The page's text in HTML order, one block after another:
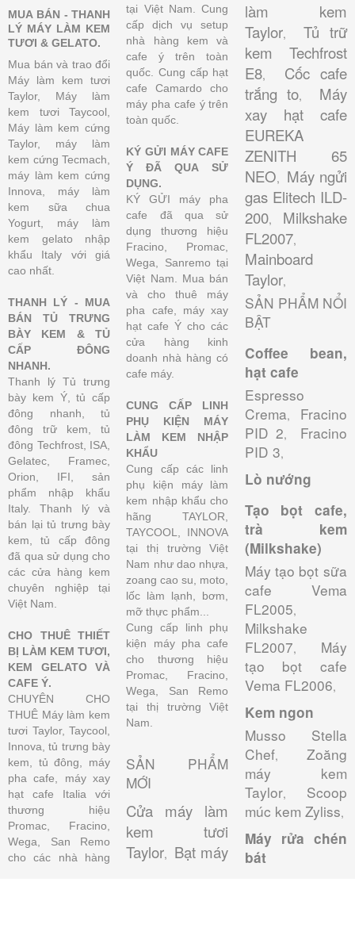
MUA BÁN - THANH
LÝ MÁY LÀM KEM
TƯƠI & GELATO.
Mua bán và trao đổi
Máy làm kem tươi
Taylor, Máy làm
kem tươi Taycool,
Máy làm kem cứng
Taylor, máy làm
kem cứng Tecmach,
máy làm kem cứng
Innova, máy làm
kem sữa chua
Yogurt, máy làm
kem gelato nhập
khẩu Italy với giá
cao nhất.
THANH LÝ - MUA
BÁN TỦ TRƯNG
BÀY KEM & TỦ
CẤP ĐÔNG
NHANH.
Thanh lý Tủ trưng
bày kem Ý, tủ cấp
đông nhanh, tủ
đông trữ kem, tủ
đông Techfrost, ISA,
Gelatec, Framec,
Orion, IFI, sản
phẩm nhập khẩu
Italy. Thanh lý và
bán lại tủ trưng bày
kem, tủ cấp đông
đã qua sử dụng cho
các cửa hàng kem
chuyên nghiệp tại
Việt Nam.
CHO THUÊ THIẾT
BỊ LÀM KEM TƯƠI,
KEM GELATO VÀ
CAFE Ý.
CHUYÊN CHO
THUÊ Máy làm kem
tươi Taylor, Taycool,
Innova, tủ trưng bày
kem, tủ đông, máy
pha cafe, máy xay
hạt cafe Italia với
thương hiệu
Promac, Fracino,
Wega, San Remo
cho các nhà hàng
tại Việt Nam. Cung
cấp dịch vụ setup
nhà hàng kem và
cafe ý trên toàn
quốc. Cung cấp hạt
cafe Camardo cho
máy pha cafe ý trên
toàn quốc.
KÝ GỬI MÁY CAFE
Ý ĐÃ QUA SỬ
DỤNG.
KÝ GỬI máy pha
cafe đã qua sử
dụng thương hiệu
Fracino, Promac,
Wega, Sanremo tại
Việt Nam. Mua bán
và cho thuê máy
pha cafe, máy xay
hạt cafe Ý cho các
cửa hàng kinh
doanh nhà hàng có
cafe máy.
CUNG CẤP LINH
PHỤ KIỆN MÁY
LÀM KEM NHẬP
KHẨU
Cung cấp các linh
phụ kiện máy làm
kem nhập khẩu cho
hãng TAYLOR,
TAYCOOL, INNOVA
tại thị trường Việt
Nam như dao nhựa,
zoang cao su, moto,
lốc làm lạnh, bơm,
mỡ thực phẩm...
Cung cấp linh phụ
kiện máy pha cafe
cho thương hiệu
Promac, Fracino,
Wega, San Remo
tại thị trường Việt
Nam.
SẢN PHẨM
MỚI
Cửa máy làm
kem tươi
Taylor, Bạt máy
làm kem
Taylor, Tủ trữ
kem Techfrost
E8, Cốc cafe
trắng to, Máy
xay hạt cafe
EUREKA
ZENITH 65
NEO, Máy ngửi
gas Elitech ILD-
200, Milkshake
FL2007,
Mainboard
Taylor,
SẢN PHẨM NỔI
BẬT
Coffee bean,
hạt cafe
Espresso
Crema, Fracino
PID 2, Fracino
PID 3,
Lò nướng
Tạo bọt cafe,
trà kem
(Milkshake)
Máy tạo bọt sữa
cafe Vema
FL2005,
Milkshake
FL2007, Máy
tạo bọt cafe
Vema FL2006,
Kem ngon
Musso Stella
Chef, Zoăng
máy kem
Taylor, Scoop
múc kem Zyliss,
Máy rửa chén
bát